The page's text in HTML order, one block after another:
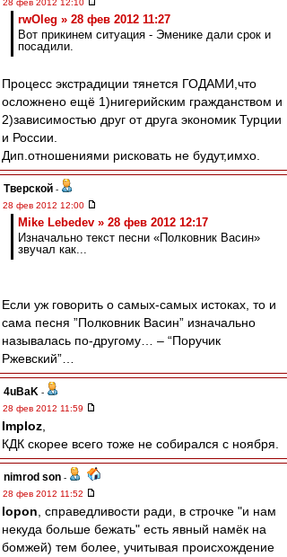
28 фев 2012 12:10
rwOleg » 28 фев 2012 11:27
Вот прикинем ситуация - Эменике дали срок и
посадили.
Процесс экстрадиции тянется ГОДАМИ,что
осложнено ещё 1)нигерийским гражданством и
2)зависимостью друг от друга экономик Турции
и России.
Дип.отношениями рисковать не будут,имхо.
Тверской -
28 фев 2012 12:00
Mike Lebedev » 28 фев 2012 12:17
Изначально текст песни «Полковник Васин»
звучал как...
Если уж говорить о самых-самых истоках, то и
сама песня ”Полковник Васин” изначально
называлась по-другому… – “Поручик
Ржевский”…
4uBaK -
28 фев 2012 11:59
Imploz
КДК скорее всего тоже не собирался с ноября.
nimrod son -
28 фев 2012 11:52
lopon , справедливости ради, в строчке "и нам
некуда больше бежать" есть явный намёк на
бомжей) тем более, учитывая происхождение